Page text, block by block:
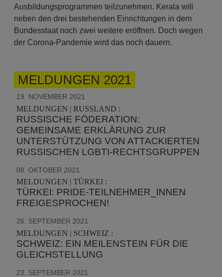
Ausbildungsprogrammen teilzunehmen. Kerala will
neben den drei bestehenden Einrichtungen in dem
Bundesstaat noch zwei weitere eröffnen. Doch wegen
der Corona-Pandemie wird das noch dauern.
MELDUNGEN 2021
19. NOVEMBER 2021
MELDUNGEN | RUSSLAND :
RUSSISCHE FÖDERATION:
GEMEINSAME ERKLÄRUNG ZUR
UNTERSTÜTZUNG VON ATTACKIERTEN
RUSSISCHEN LGBTI-RECHTSGRUPPEN
08. OKTOBER 2021
MELDUNGEN | TÜRKEI :
TÜRKEI: PRIDE-TEILNEHMER_INNEN
FREIGESPROCHEN!
26. SEPTEMBER 2021
MELDUNGEN | SCHWEIZ :
SCHWEIZ: EIN MEILENSTEIN FÜR DIE
GLEICHSTELLUNG
23. SEPTEMBER 2021